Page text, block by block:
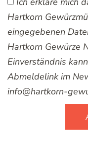
Hartkorn
eingegebenen
Hartkorn Gewürze
Einverständnis
Abmeldelink im
info@hartkorn-